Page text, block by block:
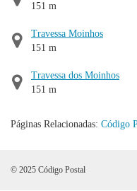
151 m
Travessa Moinhos
151 m
Travessa dos Moinhos
151 m
Páginas Relacionadas: Código
© 2025 Código Postal